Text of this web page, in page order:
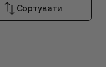
Сортувати